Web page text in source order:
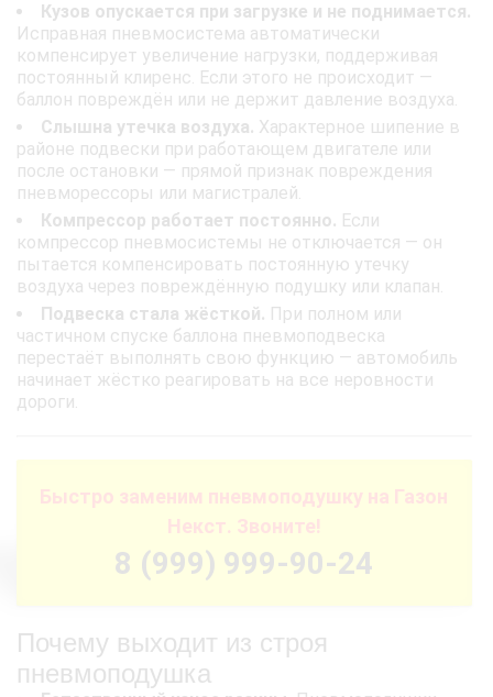
Кузов опускается при загрузке и не поднимается.
Исправная пневмосистема автоматически
компенсирует увеличение нагрузки, поддерживая
постоянный клиренс. Если этого не происходит —
баллон повреждён или не держит давление воздуха.
Слышна утечка воздуха. Характерное шипение в
районе подвески при работающем двигателе или
после остановки — прямой признак повреждения
пневморессоры или магистралей.
Компрессор работает постоянно. Если
компрессор пневмосистемы не отключается — он
пытается компенсировать постоянную утечку
воздуха через повреждённую подушку или клапан.
Подвеска стала жёсткой. При полном или
частичном спуске баллона пневмоподвеска
перестаёт выполнять свою функцию — автомобиль
начинает жёстко реагировать на все неровности
дороги.
Быстро заменим пневмоподушку на Газон
Некст. Звоните!
8 (999) 999-90-24
Почему выходит из строя
пневмоподушка